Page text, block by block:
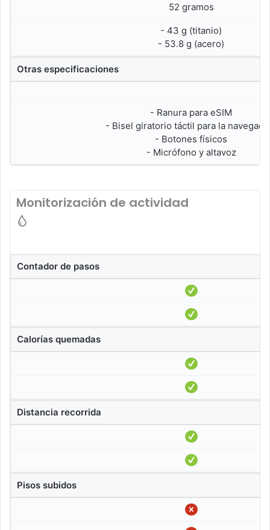
52 gramos
- 43 g (titanio)
- 53.8 g (acero)
Otras especificaciones
- Ranura para eSIM
- Bisel giratorio táctil para la
- Botones físicos
- Micrófono y altavoz
Monitorización de actividad
Contador de pasos
Calorías quemadas
Distancia recorrida
Pisos subidos